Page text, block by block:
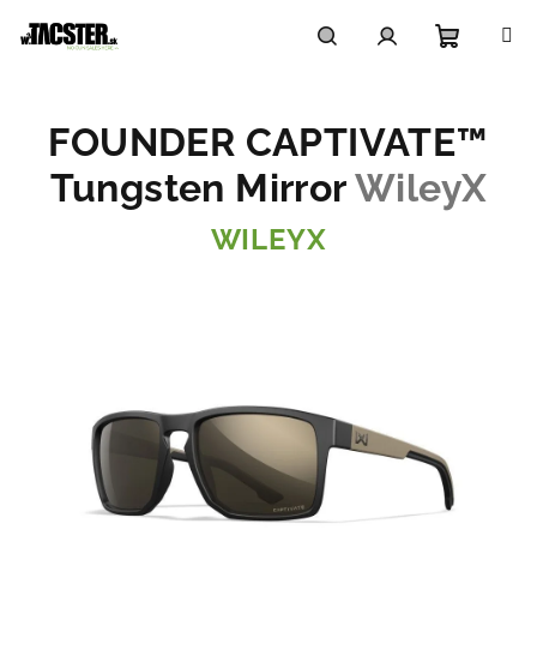
košík
FOUNDER CAPTIVATE™
Tungsten MirrorWileyX
WILEYX